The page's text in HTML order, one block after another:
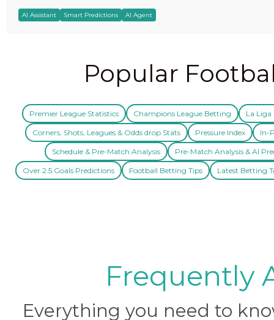
AI Assistant Smart Predictions AI Agent
Popular
Premier League Statistics Champions League Betting La Liga
Corners, Shots, Leagues & Odds drop Stats Pressure Index In-
Schedule & Pre-Match Analysis Pre-Match Analysis & AI
Over 2.5 Goals Predictions Football Betting Tips Latest Betting
Frequently
Everything you need to